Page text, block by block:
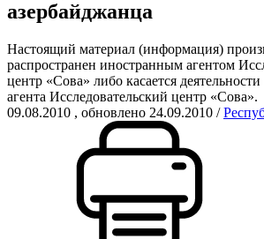
азербайджанца
Настоящий материал (информация)
распространен иностранным агентом
центр «Сова» либо касается
агента Исследовательский центр «Сова».
09.08.2010 , обновлено 24.09.2010 /